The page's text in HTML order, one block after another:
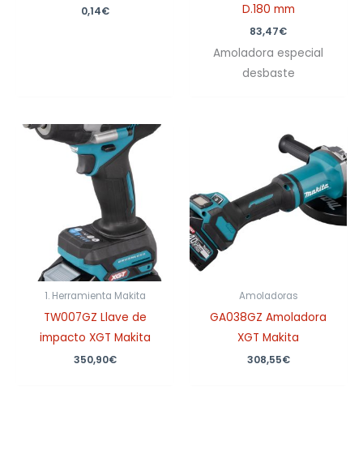
0,14€
D.180 mm
83,47€
Amoladora especial
desbaste
1. Herramienta Makita
TW007GZ Llave de
impacto XGT Makita
350,90€
Amoladoras
GA038GZ Amoladora
XGT Makita
308,55€